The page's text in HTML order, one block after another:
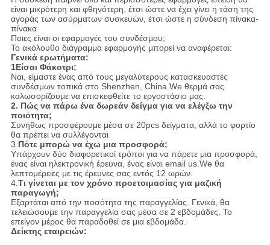
είναι μικρότερη και φθηνότερη, έτσι ώστε να έχει γίνει η τάση της
αγοράς των ασύρματων συσκευών, έτσι ώστε η σύνδεση πίνακα-
πίνακα
Ποιες είναι οι εφαρμογές του συνδέσμου;
Το ακόλουθο διάγραμμα εφαρμογής μπορεί να αναφέρεται:
Γενικά ερωτήματα:
1Είσαι Φάκοτρι;
Ναι, είμαστε ένας από τους μεγαλύτερους κατασκευαστές
συνδέσμων τοπικά στο Shenzhen, China.We θερμά σας
καλωσορίζουμε να επισκεφθείτε το εργοστάσιο μας.
2. Πώς να πάρω ένα δωρεάν δείγμα για να ελέγξω την
ποιότητα;
Συνήθως προσφέρουμε μέσα σε 20pcs δείγματα, αλλά το φορτίο
θα πρέπει να συλλέγονται
3.Πότε μπορώ να έχω μια προσφορά;
Υπάρχουν δύο διαφορετικοί τρόποι για να πάρετε μια προσφορά,
ένας είναι ηλεκτρονική έρευνα, ένας είναι email us.We θα
λεπτομέρειες με τις έρευνες σας εντός 12 ωρών.
4.Τι γίνεται με τον χρόνο προετοιμασίας για μαζική
παραγωγή;
Εξαρτάται από την ποσότητα της παραγγελίας. Γενικά, θα
τελειώσουμε την παραγγελία σας μέσα σε 2 εβδομάδες. Το
επείγον μέρος θα παραδοθεί σε μια εβδομάδα.
Δείκτης εταιρειών: